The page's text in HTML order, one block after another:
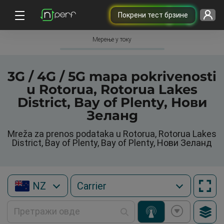
Покрени тест брзине
Мерење у току
3G / 4G / 5G mapa pokrivenosti
u Rotorua, Rotorua Lakes
District, Bay of Plenty, Нови
Зеланд
Mreža za prenos podataka u Rotorua, Rotorua Lakes
District, Bay of Plenty, Bay of Plenty, Нови Зеланд
NZ